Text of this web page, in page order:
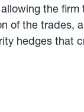
the firm
of the trades,
hedges that